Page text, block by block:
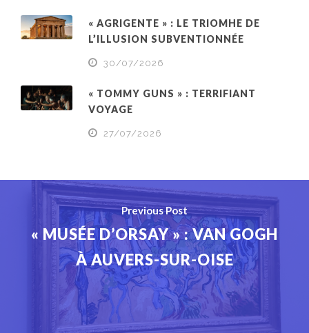
« AGRIGENTE » : LE TRIOMHE DE
L’ILLUSION SUBVENTIONNÉE
30/07/2026
« TOMMY GUNS » : TERRIFIANT
VOYAGE
27/07/2026
Previous Post
« MUSÉE D’ORSAY » : VAN GOGH
À AUVERS-SUR-OISE